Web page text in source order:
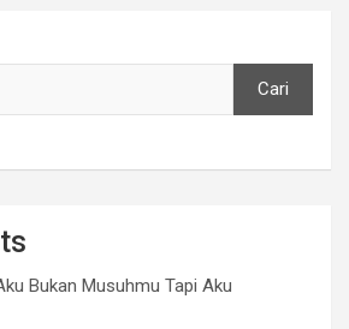
Cari
Bukan Musuhmu Tapi Aku